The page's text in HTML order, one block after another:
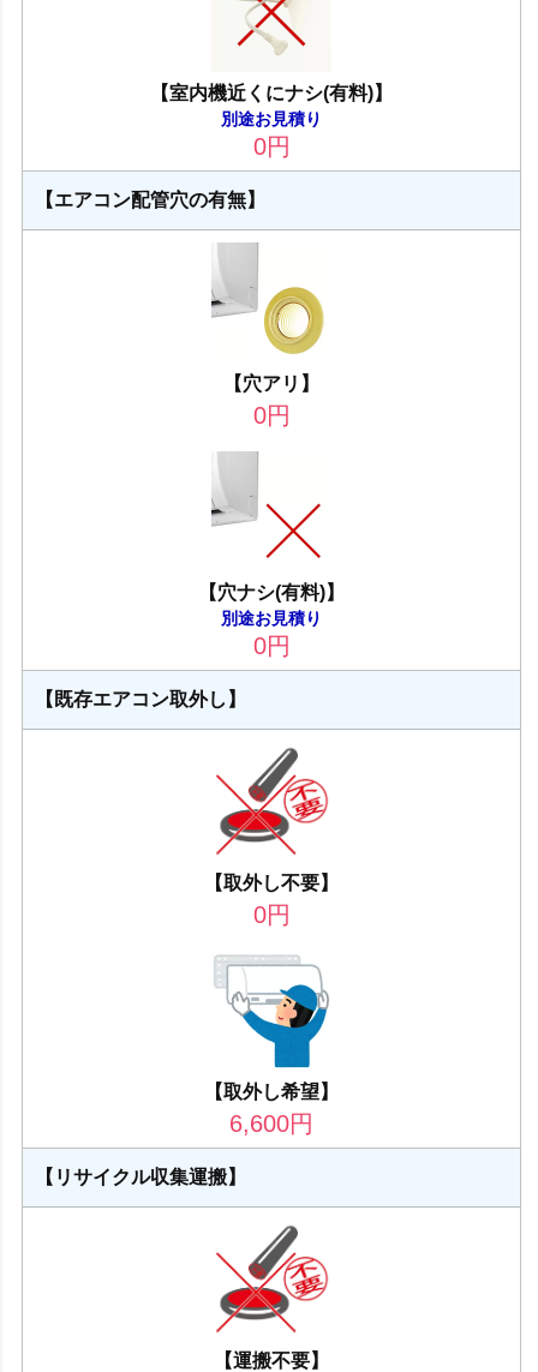
【室内機近くにナシ(有料)】
別途お見積り
0円
【エアコン配管穴の有無】
【穴アリ】
0円
【穴ナシ(有料)】
別途お見積り
0円
【既存エアコン取外し】
【取外し不要】
0円
【取外し希望】
6,600円
【リサイクル収集運搬】
【運搬不要】